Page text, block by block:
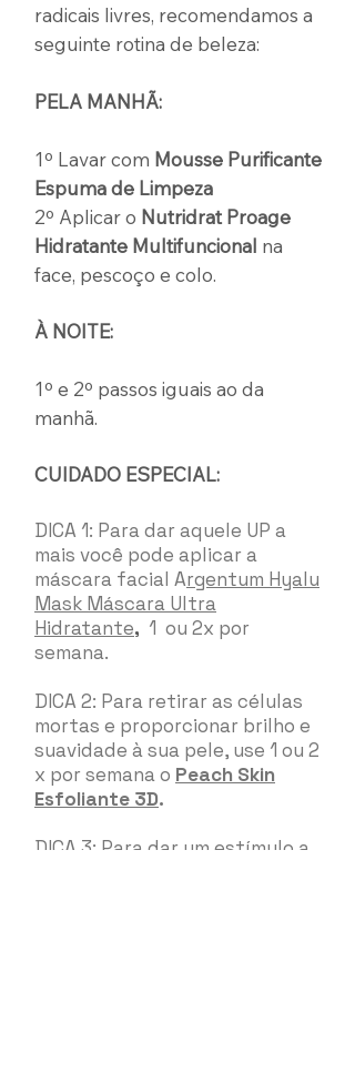
radicais livres, recomendamos a
seguinte rotina de beleza:
PELA MANHÃ:
1º Lavar com Mousse Purificante
Espuma de Limpeza
2º Aplicar o Nutridrat Proage
Hidratante Multifuncional na
face, pescoço e colo.
À NOITE:
1º e 2º passos iguais ao da
manhã.
CUIDADO ESPECIAL:
DICA 1: Para dar aquele UP a
mais você pode aplicar a
máscara facial Argentum Hyalu
Mask Máscara Ultra
Hidratante, 1 ou 2x por
semana.
DICA 2: Para retirar as células
mortas e proporcionar brilho e
suavidade à sua pele, use 1 ou 2
x por semana o Peach Skin
Esfoliante 3D.
DICA 3: Para dar um estímulo a